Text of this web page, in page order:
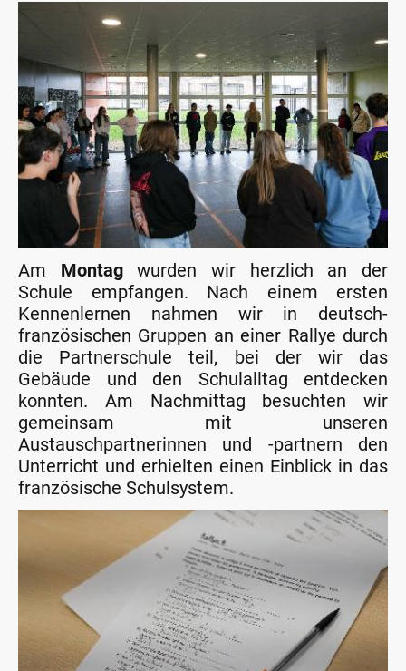
Am Montagwurden wir herzlich an der
Schule empfangen. Nach einem ersten
Kennenlernen nahmen wir in deutsch-
französischen Gruppen an einer Rallye durch
die Partnerschule teil, bei der wir das
Gebäude und den Schulalltag entdecken
konnten. Am Nachmittag besuchten wir
gemeinsam mit unseren
Austauschpartnerinnen und -partnern den
Unterricht und erhielten einen Einblick in das
französische Schulsystem.